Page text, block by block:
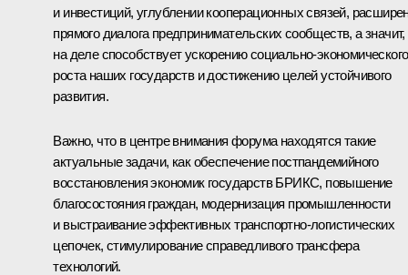
и инвестиций, углублении кооперационных связей,
прямого диалога предпринимательских сообществ, а значит,
на деле способствует ускорению социально-экономического
роста наших государств и достижению целей устойчивого
развития.
Важно, что в центре внимания форума находятся такие
актуальные задачи, как обеспечение постпандемийного
восстановления экономик государств БРИКС, повышение
благосостояния граждан, модернизация промышленности
и выстраивание эффективных транспортно-логистических
цепочек, стимулирование справедливого трансфера
технологий.